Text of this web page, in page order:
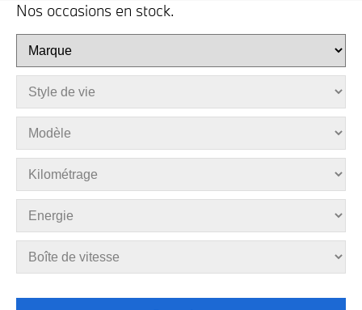
Nos occasions en stock.